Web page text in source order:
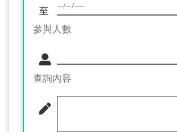
至
參與人數
查詢內容